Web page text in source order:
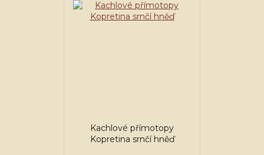
Kachlové přímotopy
Kopretina srnčí hněď